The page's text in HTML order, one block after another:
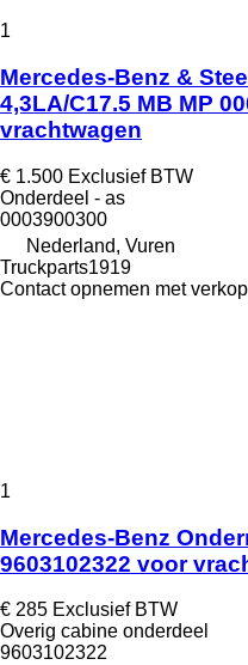
1
Mercedes-Benz &
4,3LA/C17.5 MB MP
vrachtwagen
€ 1.500 Exclusief BTW
Onderdeel - as
0003900300
Nederland, Vuren
Truckparts1919
Contact opnemen met
1
Mercedes-Benz
9603102322 voor
€ 285 Exclusief BTW
Overig cabine onderdeel
9603102322